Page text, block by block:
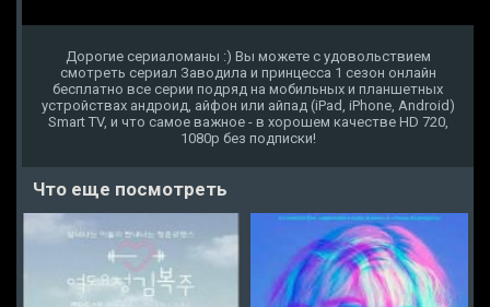
Дорогие сериаломаны :) Вы можете с удовольствием
смотреть сериал Заводила и принцесса 1 сезон онлайн
бесплатно все серии подряд на мобильных и планшетных
устройствах андроид, айфон или айпад (iPad, iPhone, Android)
Smart TV, и что самое важное - в хорошем качестве HD 720,
1080p без подписки!
Что еще посмотреть